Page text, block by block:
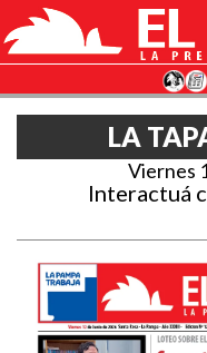
LA
Viernes
Interactuá